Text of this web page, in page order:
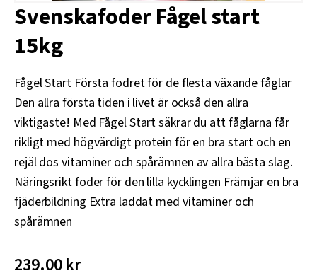
Svenskafoder Fågel start
15kg
Fågel Start Första fodret för de flesta växande fåglar
Den allra första tiden i livet är också den allra
viktigaste! Med Fågel Start säkrar du att fåglarna får
rikligt med högvärdigt protein för en bra start och en
rejäl dos vitaminer och spårämnen av allra bästa slag.
Näringsrikt foder för den lilla kycklingen Främjar en bra
fjäderbildning Extra laddat med vitaminer och
spårämnen
239.00kr